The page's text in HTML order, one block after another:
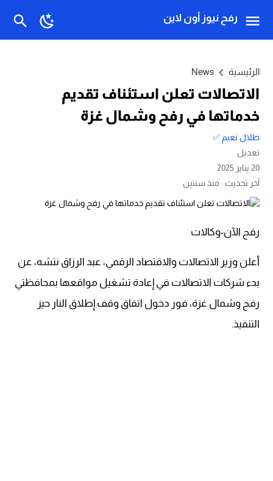
رفح نيوز أون لاين
الرئيسية News
الاتصالات تعلن استئناف تقديم
خدماتها في رفح وشمال غزة
طلال نعيم ✅
تعديل
20 يناير 2025
آخر تحديث :منذ سنتين
رفح الآن-وكالات
أعلن وزير الاتصالات والاقتصاد الرقمي، عبد الرزاق نتشه، عن
بدء شركات الاتصالات في إعادة تشغيل مواقعها بمحافظتي
رفح وشمال غزة، فور دخول اتفاق وقف إطلاق النار حيز
التنفيذ.